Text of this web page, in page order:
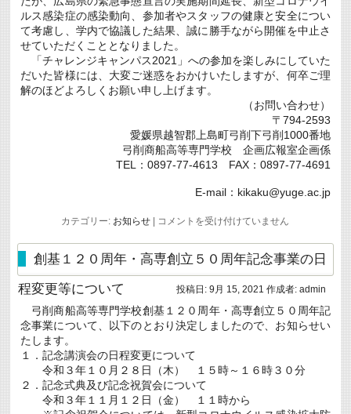
ルス感染症の感染動向、参加者やスタッフの健康と安全につい
て考慮し、学内で協議した結果、誠に勝手ながら開催を中止さ
せていただくこととなりました。
「チャレンジキャンパス2021」への参加を楽しみにしていた
だいた皆様には、大変ご迷惑をおかけいたしますが、何卒ご理
解のほどよろしくお願い申し上げます。
（お問い合わせ）
〒794-2593
愛媛県越智郡上島町弓削下弓削1000番地
弓削商船高等専門学校 企画広報室企画係
TEL：0897-77-4613 FAX：0897-77-4691
E-mail：kikaku@yuge.ac.jp
カテゴリー: お知らせ
「チ
レ
ン
ジ
キ
パ
ス
開
催
中
止
に
コメントを受け付けていません
創基１２０周年・高専創立５０周年記念事業の日
程変更等について
投稿日: 9月 15, 2021 作成者: admin
弓削商船高等専門学校創基１２０周年・高専創立５０周年記
念事業について、以下のとおり決定しましたので、お知らせい
たします。
１．記念講演会の日程変更について
令和３年１０月２８日（木） １５時～１６時３０分
２．記念式典及び記念祝賀会について
令和３年１１月１２日（金） １１時から